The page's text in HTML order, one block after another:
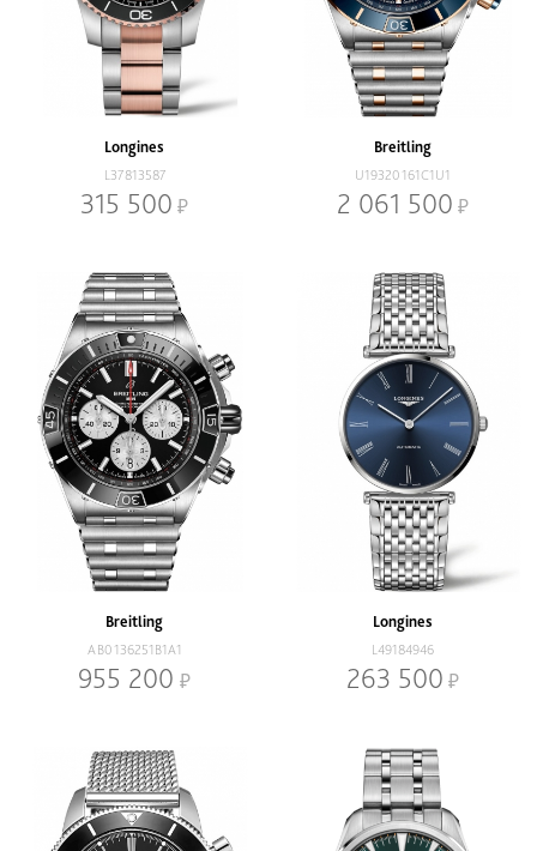
Longines
L37813587
315 500
Breitling
U19320161C1U1
2 061 500
Breitling
AB0136251B1A1
955 200
Longines
L49184946
263 500